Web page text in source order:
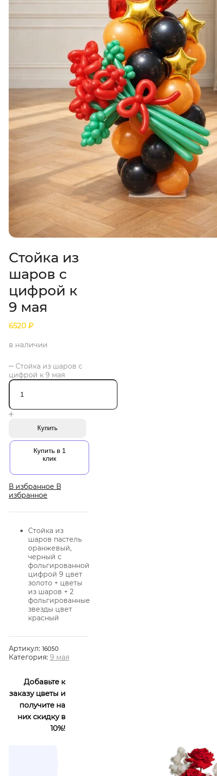
Стойка из
шаров с
цифрой к
9 мая
6520 ₽
в наличии
Стойка из шаров с
цифрой к 9 мая
Купить
Купить в 1
клик
В избранное В
избранное
Стойка из
шаров пастель
оранжевый,
черный с
фольгированной
цифрой 9 цвет
золото + цветы
из шаров + 2
фольгированные
звезды цвет
красный
Артикул: 16050
Категория: 9 мая
Добавьте к
заказу цветы и
получите на
них скидку в
10%!